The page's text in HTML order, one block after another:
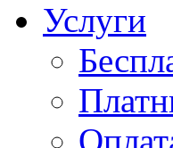
Услуги